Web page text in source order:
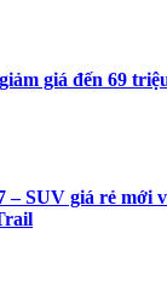
giá đến 69
– SUV giá rẻ mới